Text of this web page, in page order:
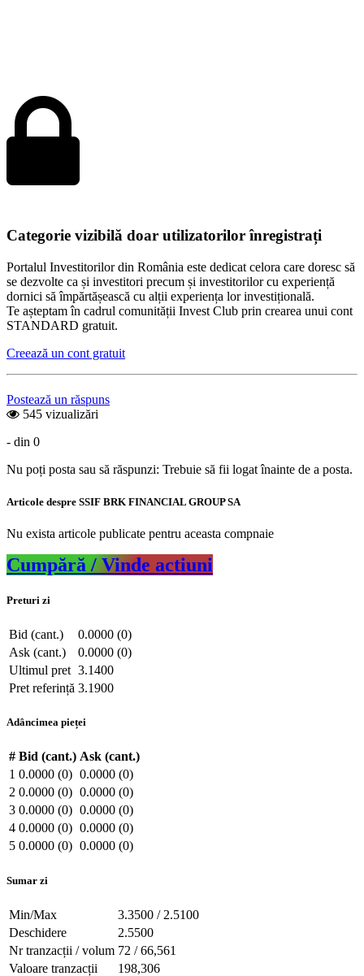
Categorie vizibilă doar utilizatorilor înregistrați
Portalul Investitorilor din România este dedicat celora care doresc să
se dezvolte ca și investitori precum și investitorilor cu experiență
dornici să împărtășească cu alții experiența lor investițională.
Te așteptam în cadrul comunității Invest Club prin crearea unui cont
STANDARD gratuit.
Creează un cont gratuit
Postează un răspuns
545 vizualizări
- din 0
Nu poți posta sau să răspunzi: Trebuie să fii logat înainte de a posta.
Articole despre SSIF BRK FINANCIAL GROUP SA
Nu exista articole publicate pentru aceasta compnaie
Cumpără / Vinde actiuni
Preturi zi
Bid (cant.)
0.0000 (0)
Ask (cant.)
0.0000 (0)
Ultimul pret 3.1400
Pret referință 3.1900
Adâncimea pieței
# Bid (cant.) Ask (cant.)
1 0.0000 (0) 0.0000 (0)
2 0.0000 (0) 0.0000 (0)
3 0.0000 (0) 0.0000 (0)
4 0.0000 (0) 0.0000 (0)
5 0.0000 (0) 0.0000 (0)
Sumar zi
Min/Max
3.3500 / 2.5100
Deschidere
2.5500
Nr tranzacții / volum 72 / 66,561
Valoare tranzacții
198,306